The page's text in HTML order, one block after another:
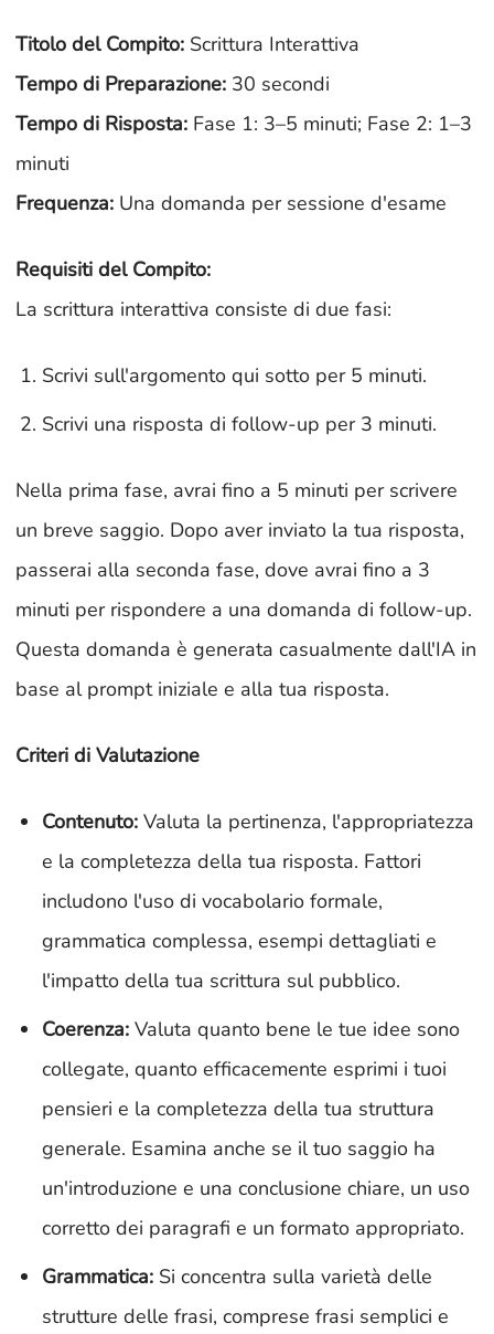
Titolo del Compito: Scrittura Interattiva
Tempo di Preparazione: 30 secondi
Tempo di Risposta: Fase 1: 3–5 minuti; Fase 2: 1–3
minuti
Frequenza: Una domanda per sessione d'esame
Requisiti del Compito:
La scrittura interattiva consiste di due fasi:
Scrivi sull'argomento qui sotto per 5 minuti.
Scrivi una risposta di follow-up per 3 minuti.
Nella prima fase, avrai fino a 5 minuti per scrivere
un breve saggio. Dopo aver inviato la tua risposta,
passerai alla seconda fase, dove avrai fino a 3
minuti per rispondere a una domanda di follow-up.
Questa domanda è generata casualmente dall'IA in
base al prompt iniziale e alla tua risposta.
Criteri di Valutazione
Contenuto: Valuta la pertinenza, l'appropriatezza
e la completezza della tua risposta. Fattori
includono l'uso di vocabolario formale,
grammatica complessa, esempi dettagliati e
l'impatto della tua scrittura sul pubblico.
Coerenza: Valuta quanto bene le tue idee sono
collegate, quanto efficacemente esprimi i tuoi
pensieri e la completezza della tua struttura
generale. Esamina anche se il tuo saggio ha
un'introduzione e una conclusione chiare, un uso
corretto dei paragrafi e un formato appropriato.
Grammatica: Si concentra sulla varietà delle
strutture delle frasi, comprese frasi semplici e